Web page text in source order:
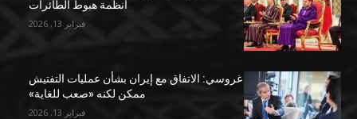
أنظمة هبوط الطائرات
فبراير 13, 2026
غروسي: الاتفاق مع إيران بشأن عمليات التفتيش
ممكن لكنه «صعب للغاية»
فبراير 13, 2026